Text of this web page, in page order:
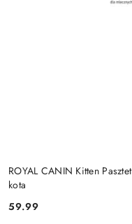
ROYAL CANIN Kitten
kota
Cena:
59.99